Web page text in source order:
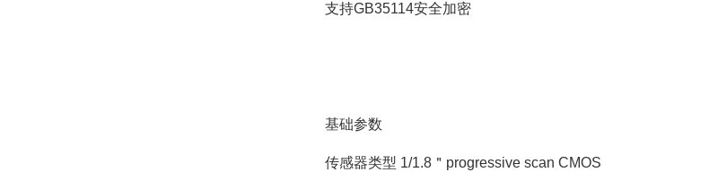
支持GB35114安全加密
基础参数
传感器类型 1/1.8＂progressive scan CMOS